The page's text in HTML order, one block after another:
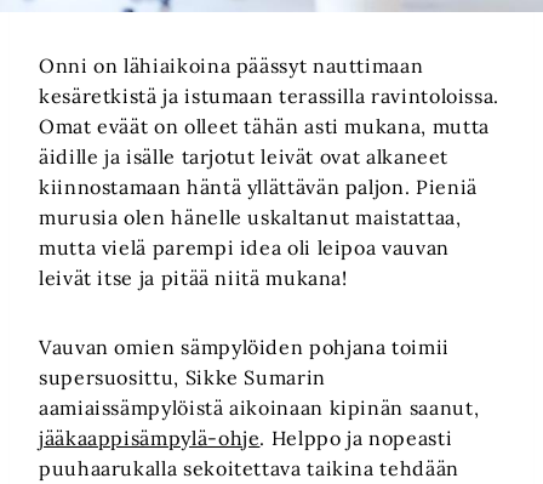
Onni on lähiaikoina päässyt nauttimaan
kesäretkistä ja istumaan terassilla ravintoloissa.
Omat eväät on olleet tähän asti mukana, mutta
äidille ja isälle tarjotut leivät ovat alkaneet
kiinnostamaan häntä yllättävän paljon. Pieniä
murusia olen hänelle uskaltanut maistattaa,
mutta vielä parempi idea oli leipoa vauvan
leivät itse ja pitää niitä mukana!
Vauvan omien sämpylöiden pohjana toimii
supersuosittu, Sikke Sumarin
aamiaissämpylöistä aikoinaan kipinän saanut,
jääkaappisämpylä-ohje. Helppo ja nopeasti
puuhaarukalla sekoitettava taikina tehdään